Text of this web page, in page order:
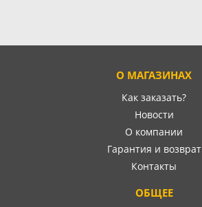
О МАГАЗИНАХ
Как заказать?
Новости
О компании
Гарантия и возврат
Контакты
ОБЩЕЕ